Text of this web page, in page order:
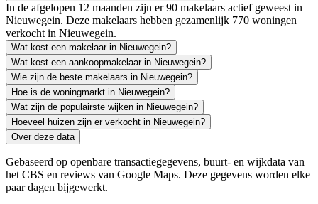
In de afgelopen 12 maanden zijn er 90 makelaars actief geweest in
Nieuwegein. Deze makelaars hebben gezamenlijk 770 woningen
verkocht in Nieuwegein.
Wat kost een makelaar in Nieuwegein?
Wat kost een aankoopmakelaar in Nieuwegein?
Wie zijn de beste makelaars in Nieuwegein?
Hoe is de woningmarkt in Nieuwegein?
Wat zijn de populairste wijken in Nieuwegein?
Hoeveel huizen zijn er verkocht in Nieuwegein?
Over deze data
Gebaseerd op openbare transactiegegevens, buurt- en wijkdata van
het CBS en reviews van Google Maps. Deze gegevens worden elke
paar dagen bijgewerkt.